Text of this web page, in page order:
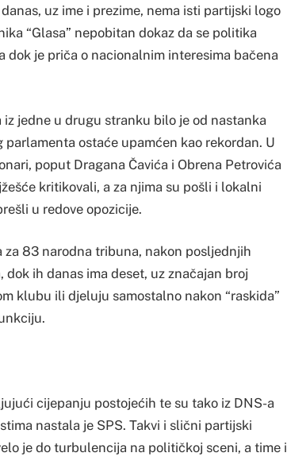
uz ime i prezime, nema isti partijski logo
“Glasa” nepobitan dokaz da se politika
dok je priča o nacionalnim interesima bačena
jedne u drugu stranku bilo je od nastanka
ostaće upamćen kao rekordan. U
poput Dragana Čavića i Obrena Petrovića
kritikovali, a za njima su pošli i lokalni
u redove opozicije.
83 narodna tribuna, nakon posljednjih
ih danas ima deset, uz značajan broj
klubu ili djeluju samostalno nakon “raskida”
cijepanju postojećih te su tako iz DNS-a
nastala je SPS. Takvi i slični partijski
je do turbulencija na političkoj sceni, a time i